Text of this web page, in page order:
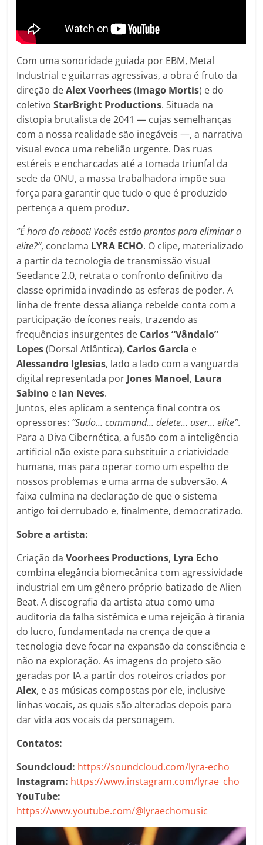
Com uma sonoridade guiada por EBM, Metal
Industrial e guitarras agressivas, a obra é fruto da
direção deAlex Voorhees(Imago Mortis) e do
coletivoStarBright Productions. Situada na
distopia brutalista de 2041 — cujas semelhanças
com a nossa realidade são inegáveis —, a narrativa
visual evoca uma rebelião urgente. Das ruas
estéreis e encharcadas até a tomada triunfal da
sede da ONU, a massa trabalhadora impõe sua
força para garantir que tudo o que é produzido
pertença a quem produz.
“É hora do reboot! Vocês estão prontos para eliminar a
elite?”, conclama LYRA ECHO. O clipe, materializado
a partir da tecnologia de transmissão visual
Seedance 2.0, retrata o confronto definitivo da
classe oprimida invadindo as esferas de poder. A
linha de frente dessa aliança rebelde conta com a
participação de ícones reais, trazendo as
frequências insurgentes de Carlos “Vândalo”
Lopes(Dorsal Atlântica), Carlos Garcia e
Alessandro Iglesias, lado a lado com a vanguarda
digital representada por Jones Manoel, Laura
Sabino e Ian Neves.
Juntos, eles aplicam a sentença final contra os
opressores: “Sudo… command… delete… user… elite”.
Para a Diva Cibernética, a fusão com a inteligência
artificial não existe para substituir a criatividade
humana, mas para operar como um espelho de
nossos problemas e uma arma de subversão. A
faixa culmina na declaração de que o sistema
antigo foi derrubado e, finalmente, democratizado.
Sobre a artista:
Criação daVoorhees Productions, Lyra Echo
combina elegância biomecânica com agressividade
industrial em um gênero próprio batizado de Alien
Beat. A discografia da artista atua como uma
auditoria da falha sistêmica e uma rejeição à tirania
do lucro, fundamentada na crença de que a
tecnologia deve focar na expansão da consciência e
não na exploração. As imagens do projeto são
geradas por IA a partir dos roteiros criados por
Alex, e as músicas compostas por ele, inclusive
linhas vocais, as quais são alteradas depois para
dar vida aos vocais da personagem.
Contatos:
Soundcloud: https://soundcloud.com/lyra-echo
Instagram: https://www.instagram.com/lyrae_cho
YouTube:
https://www.youtube.com/@lyraechomusic